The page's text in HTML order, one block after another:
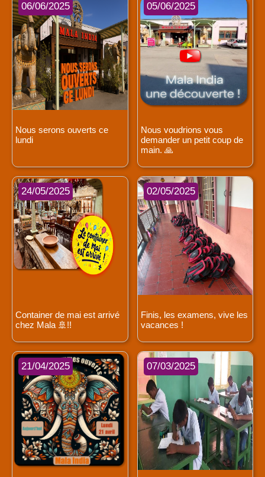
06/06/2025
Nous serons ouverts ce
lundi
05/06/2025
Nous voudrions vous
demander un petit coup de
main. 🙏
24/05/2025
Container de mai est arrivé
chez Mala 🚢!!
02/05/2025
Finis, les examens, vive les
vacances !
21/04/2025 07/03/2025